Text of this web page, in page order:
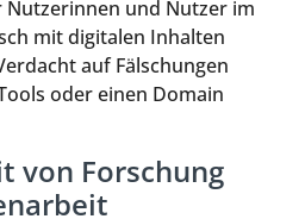
und Nutzer im
mit digitalen Inhalten
auf Fälschungen
oder einen Domain
von Forschung